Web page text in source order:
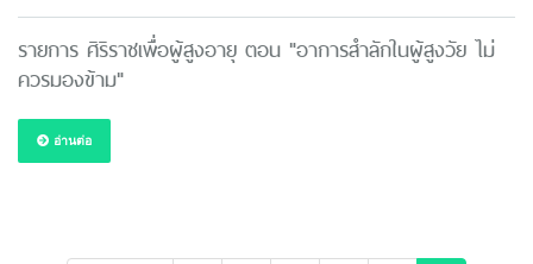
รายการ ศิริราชเพื่อผู้สูงอายุ ตอน "อาการสำลักในผู้สูงวัย ไม่
ควรมองข้าม"
อ่านต่อ